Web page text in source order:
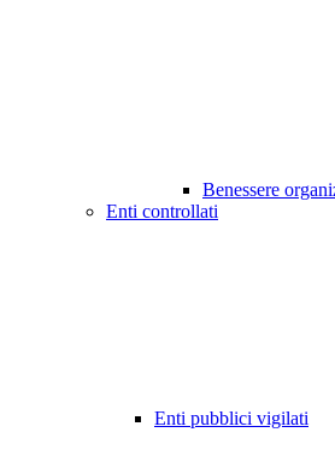
Benessere
Enti controllati
Enti pubblici vigilati